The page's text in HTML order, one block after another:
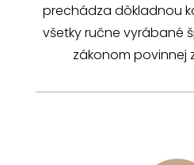
prechádza dôkladnou
všetky ručne vyrábané
zákonom povinnej